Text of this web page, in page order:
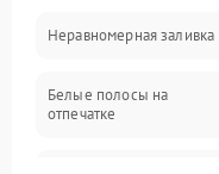
Режим работы
Питание и запуск
Неравномерная заливка
Белые полосы на
отпечатке